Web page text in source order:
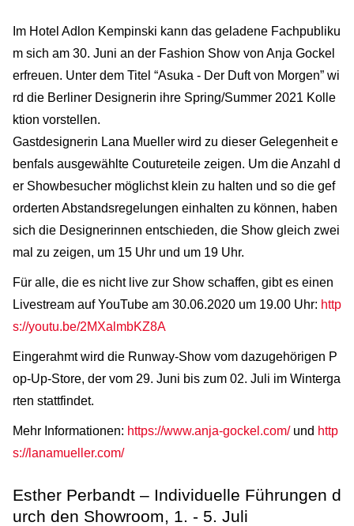
Im Hotel Adlon Kempinski kann das geladene Fachpubliku
m sich am 30. Juni an der Fashion Show von Anja Gockel
erfreuen. Unter dem Titel “Asuka - Der Duft von Morgen” wi
rd die Berliner Designerin ihre Spring/Summer 2021 Kolle
ktion vorstellen.
Gastdesignerin Lana Mueller wird zu dieser Gelegenheit e
benfals ausgewählte Coutureteile zeigen. Um die Anzahl d
er Showbesucher möglichst klein zu halten und so die gef
orderten Abstandsregelungen einhalten zu können, haben
sich die Designerinnen entschieden, die Show gleich zwei
mal zu zeigen, um 15 Uhr und um 19 Uhr.
Für alle, die es nicht live zur Show schaffen, gibt es einen
Livestream auf YouTube am 30.06.2020 um 19.00 Uhr: http
s://youtu.be/2MXalmbKZ8A
Eingerahmt wird die Runway-Show vom dazugehörigen P
op-Up-Store, der vom 29. Juni bis zum 02. Juli im Winterga
rten stattfindet.
Mehr Informationen: https://www.anja-gockel.com/und http
s://lanamueller.com/
Esther Perbandt – Individuelle Führungen d
urch den Showroom, 1. - 5. Juli